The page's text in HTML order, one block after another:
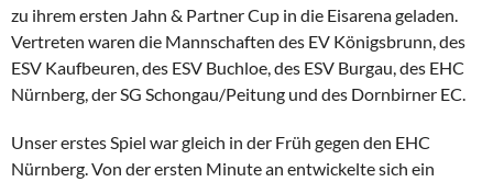
zu ihrem ersten Jahn & Partner Cup in die Eisarena geladen.
Vertreten waren die Mannschaften des EV Königsbrunn, des
ESV Kaufbeuren, des ESV Buchloe, des ESV Burgau, des EHC
Nürnberg, der SG Schongau/Peitung und des Dornbirner EC.
Unser erstes Spiel war gleich in der Früh gegen den EHC
Nürnberg. Von der ersten Minute an entwickelte sich ein